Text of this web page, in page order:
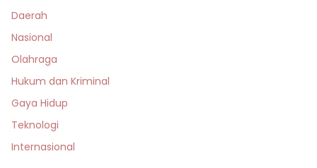
Daerah
Nasional
Olahraga
Hukum dan Kriminal
Gaya Hidup
Teknologi
Internasional